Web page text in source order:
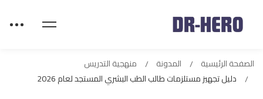
الصفحة الرئيسية المدونة
منهجية التدريس
دليل تجهيز مستلزمات طالب الطب البشري المستجد لعام 2026